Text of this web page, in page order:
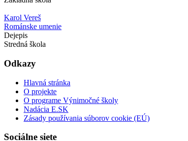
Karol Vereš
Románske umenie
Dejepis
Stredná škola
Odkazy
Hlavná stránka
O projekte
O programe Výnimočné školy
Nadácia E.SK
Zásady používania súborov cookie (EÚ)
Sociálne siete